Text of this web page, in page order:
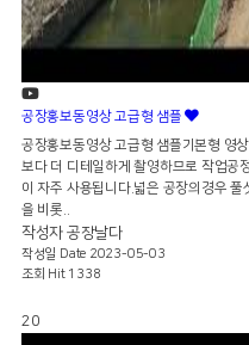
공장홍보동영상 고급형 샘플
공장홍보동영상 고급형 샘플기본형 영상
보다 더 디테일하게 촬영하므로 작업공정
이 자주 사용됩니다.넓은 공장의경우 풀
을 비롯..
작성자 공장날다
작성일 Date 2023-05-03
조회 Hit 1338
20